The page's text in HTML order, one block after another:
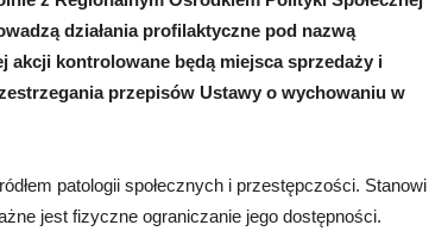
działania profilaktyczne pod nazwą
akcji kontrolowane będą miejsca sprzedaży i
przepisów Ustawy o wychowaniu w
patologii społecznych i przestępczości. Stanowi
jest fizyczne ograniczanie jego dostępności.